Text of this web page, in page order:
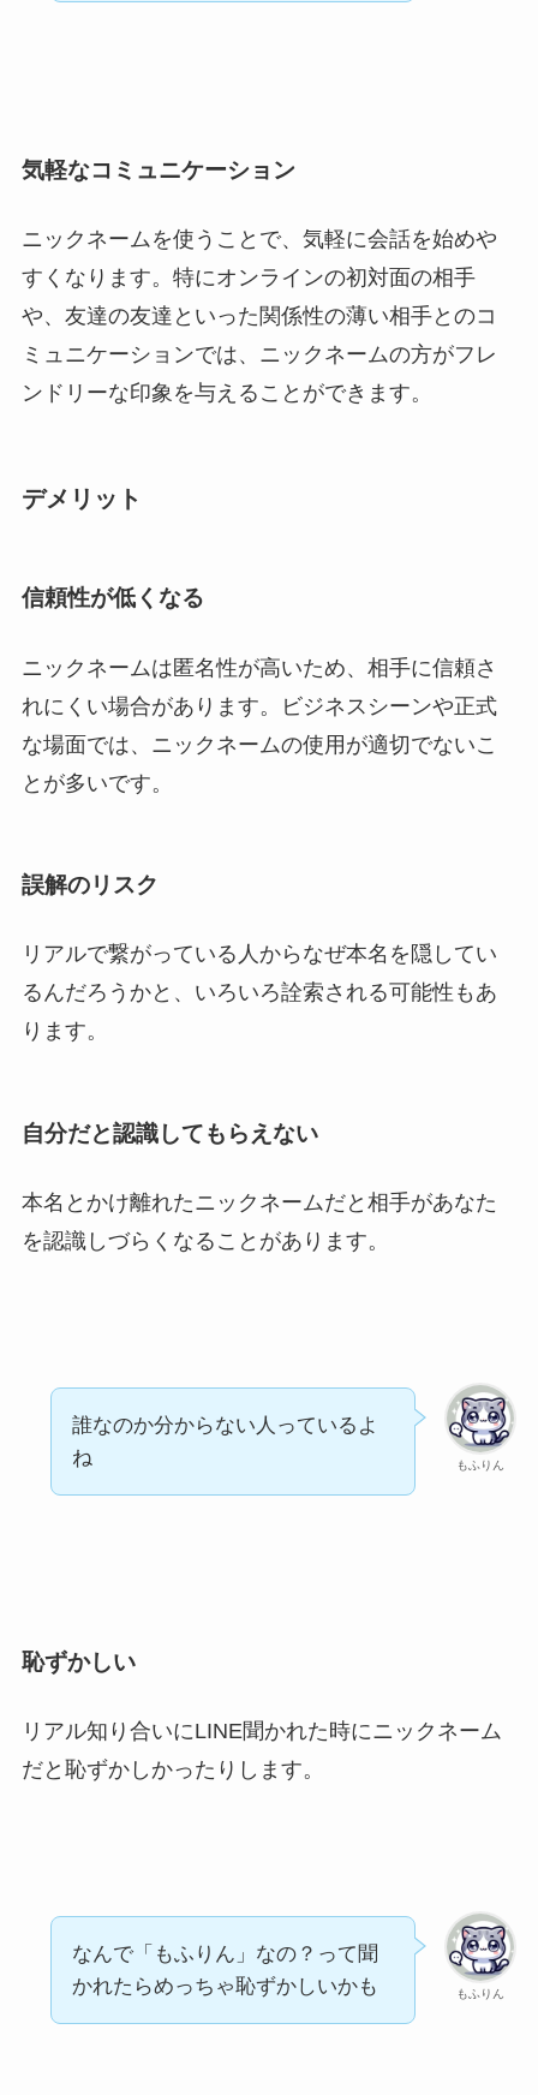
気軽なコミュニケーション
ニックネームを使うことで、気軽に会話を始めや
すくなります。特にオンラインの初対面の相手
や、友達の友達といった関係性の薄い相手とのコ
ミュニケーションでは、ニックネームの方がフレ
ンドリーな印象を与えることができます。
デメリット
信頼性が低くなる
ニックネームは匿名性が高いため、相手に信頼さ
れにくい場合があります。ビジネスシーンや正式
な場面では、ニックネームの使用が適切でないこ
とが多いです。
誤解のリスク
リアルで繋がっている人からなぜ本名を隠してい
るんだろうかと、いろいろ詮索される可能性もあ
ります。
自分だと認識してもらえない
本名とかけ離れたニックネームだと相手があなた
を認識しづらくなることがあります。
もふりん
誰なのか分からない人っているよ
ね
恥ずかしい
リアル知り合いにLINE聞かれた時にニックネーム
だと恥ずかしかったりします。
もふりん
なんで「もふりん」なの？って聞
かれたらめっちゃ恥ずかしいかも